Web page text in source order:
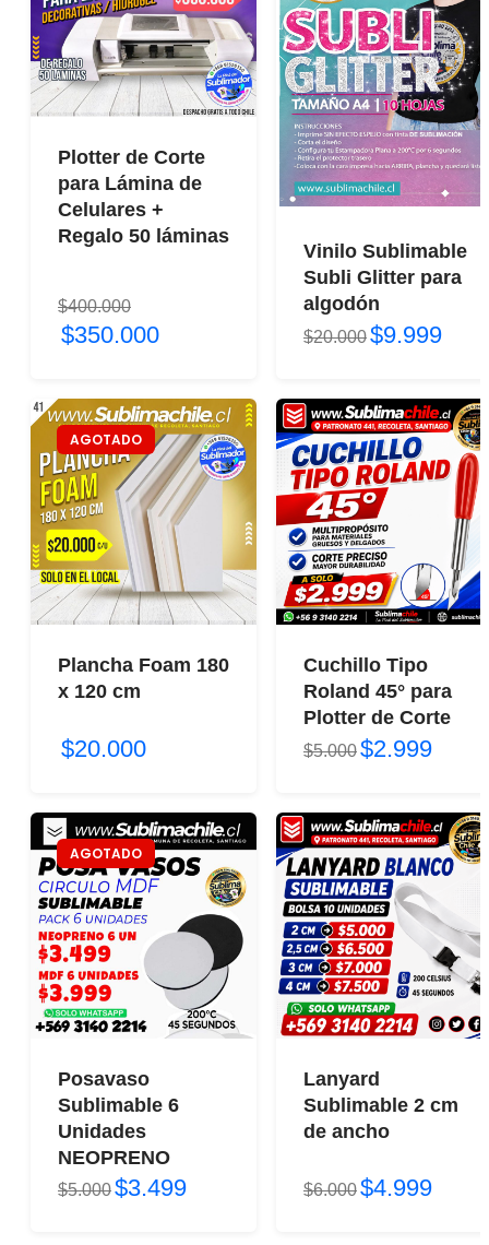
Plotter de Corte
para Lámina de
Celulares +
Regalo 50 láminas
$400.000
$350.000
Vinilo Sublimable
Subli Glitter para
algodón
$20.000$9.999
AGOTADO
Plancha Foam 180
x 120 cm
$20.000
Cuchillo Tipo
Roland 45° para
Plotter de Corte
$5.000$2.999
AGOTADO
Posavaso
Sublimable 6
Unidades
NEOPRENO
$5.000$3.499
Lanyard
Sublimable 2 cm
de ancho
$6.000$4.999